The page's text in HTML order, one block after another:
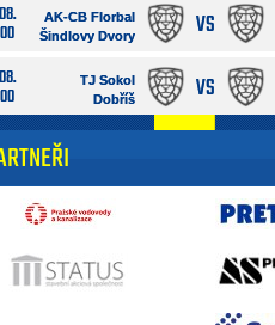
AK-CB Florbal
Šindlovy Dvory
VS
TJ Sokol
Dobříš
VS